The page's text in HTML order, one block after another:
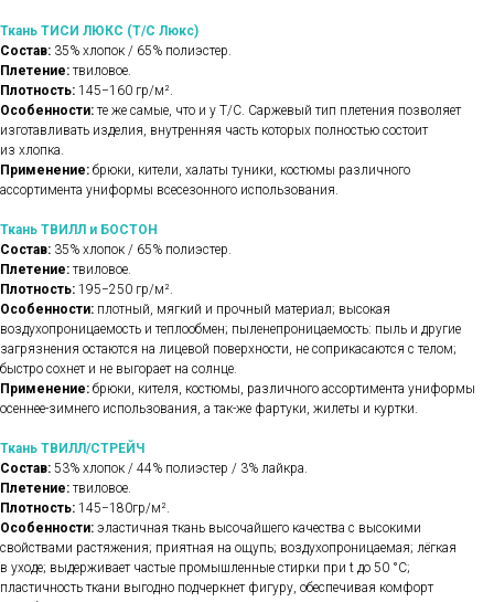
Ткань ТИСИ ЛЮКС (Т/С Люкс)
Состав: 35% хлопок / 65% полиэстер.
Плетение: твиловое.
Плотность: 145−160 гр/м².
Особенности: те же самые, что и у Т/С. Саржевый тип плетения позволяет
изготавливать изделия, внутренняя часть которых полностью состоит
из хлопка.
Применение: брюки, кители, халаты туники, костюмы различного
ассортимента униформы всесезонного использования.
Ткань ТВИЛЛ и БОСТОН
Состав: 35% хлопок / 65% полиэстер.
Плетение: твиловое.
Плотность: 195−250 гр/м².
Особенности: плотный, мягкий и прочный материал; высокая
воздухопроницаемость и теплообмен; пыленепроницаемость: пыль и другие
загрязнения остаются на лицевой поверхности, не соприкасаются с телом;
быстро сохнет и не выгорает на солнце.
Применение: брюки, кителя, костюмы, различного ассортимента униформы
осеннее-зимнего использования, а так-же фартуки, жилеты и куртки.
Ткань ТВИЛЛ/СТРЕЙЧ
Состав: 53% хлопок / 44% полиэстер / 3% лайкра.
Плетение: твиловое.
Плотность: 145−180гр/м².
Особенности: эластичная ткань высочайшего качества с высокими
свойствами растяжения; приятная на ощупь; воздухопроницаемая; лёгкая
в уходе; выдерживает частые промышленные стирки при t до 50 °C;
пластичность ткани выгодно подчеркнет фигуру, обеспечивая комфорт